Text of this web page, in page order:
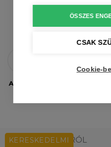
A postádba
Az e-mail elküldésével
A TÁRSASÁGRÓL
KERESKEDELMI
ÖSSZES
CSAK
Cookie-